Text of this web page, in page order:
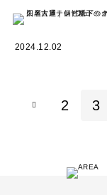
2024.12.02
2 3